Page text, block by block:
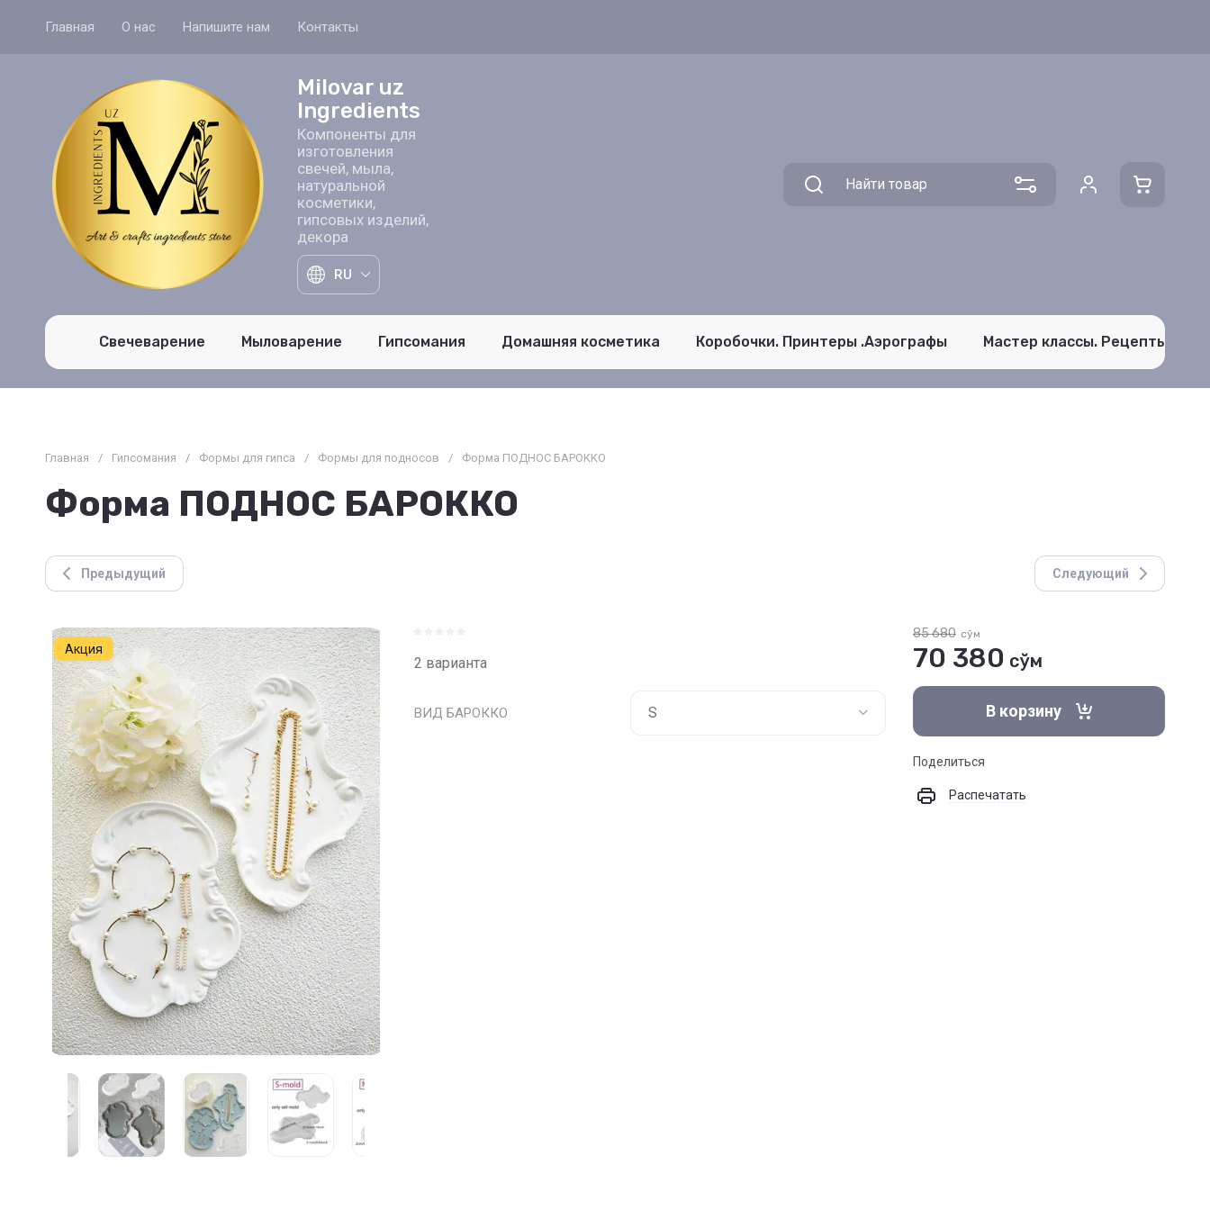
Главная О нас Напишите нам Контакты
Milovar uz
Ingredients
Компоненты для
изготовления
свечей, мыла,
натуральной
косметики,
гипсовых изделий,
декора
RU
Свечеварение Мыловарение Гипсомания Домашняя косметика Коробочки. Принтеры .Аэрографы Мастер классы. Рецепты
Главная / Гипсомания / Формы для гипса / Формы для подносов / Форма ПОДНОС БАРОККО
Форма ПОДНОС БАРОККО
Предыдущий Следующий
Акция
2 варианта
ВИД БАРОККО
85 680 сўм
70 380 сўм
В корзину
Поделиться
Распечатать